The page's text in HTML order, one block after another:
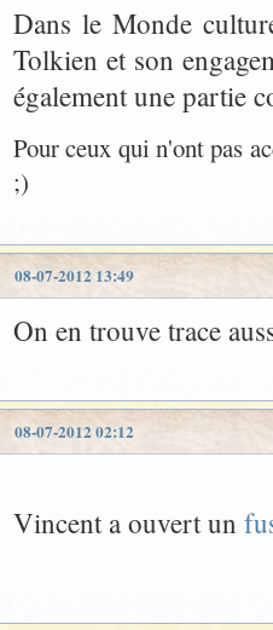
Dans le Monde
Tolkien et son
également une partie
Pour ceux qui n'ont pas
;)
08-07-2012 13:49
On en trouve trace
08-07-2012 02:12
Vincent a ouvert un